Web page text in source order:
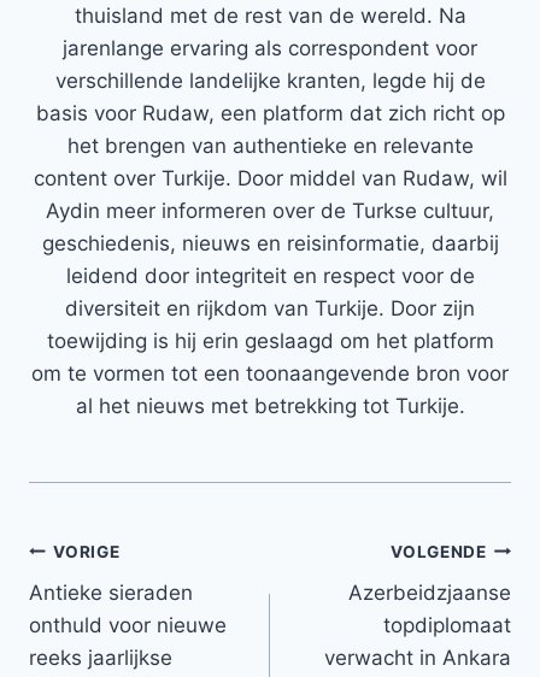
thuisland met de rest van de wereld. Na
jarenlange ervaring als correspondent voor
verschillende landelijke kranten, legde hij de
basis voor Rudaw, een platform dat zich richt op
het brengen van authentieke en relevante
content over Turkije. Door middel van Rudaw, wil
Aydin meer informeren over de Turkse cultuur,
geschiedenis, nieuws en reisinformatie, daarbij
leidend door integriteit en respect voor de
diversiteit en rijkdom van Turkije. Door zijn
toewijding is hij erin geslaagd om het platform
om te vormen tot een toonaangevende bron voor
al het nieuws met betrekking tot Turkije.
Bericht
navigatie
VORIGE
Antieke sieraden
onthuld voor nieuwe
reeks jaarlijkse
VOLGENDE
Azerbeidzjaanse
topdiplomaat
verwacht in Ankara